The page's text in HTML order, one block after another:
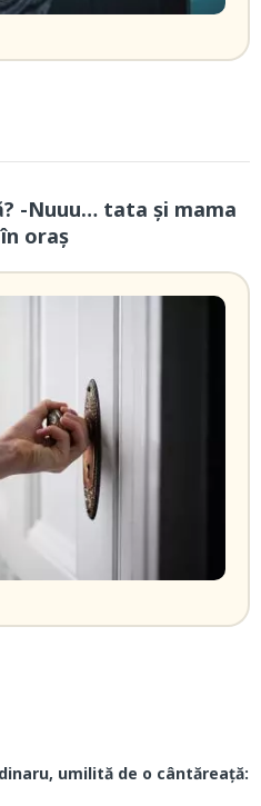
-Nuuu… tata și mama
oraș
umilită de o cântăreață: